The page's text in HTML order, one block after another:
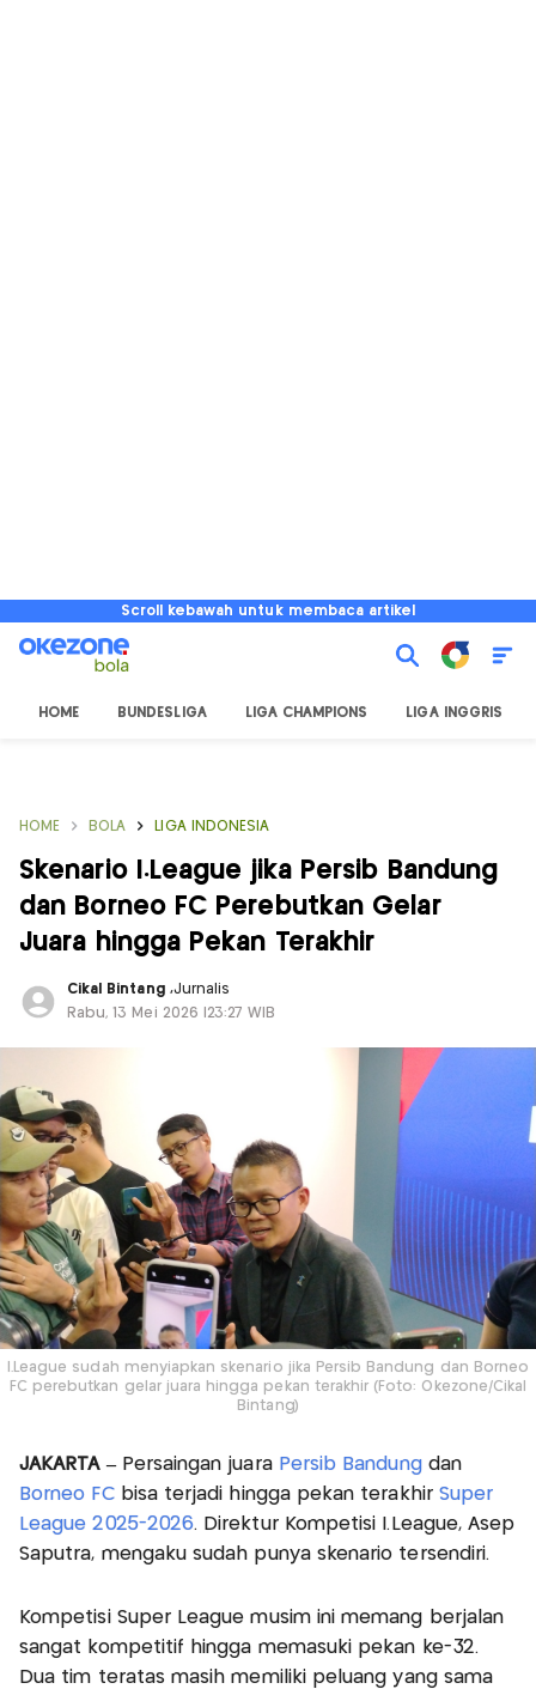
Scroll kebawah untuk membaca artikel
HOME BUNDESLIGA LIGA CHAMPIONS LIGA INGGRIS
HOME BOLA LIGA INDONESIA
Skenario I.League jika Persib Bandung
dan Borneo FC Perebutkan Gelar
Juara hingga Pekan Terakhir
Cikal Bintang ,Jurnalis
Rabu, 13 Mei 2026 |23:27 WIB
I.League sudah menyiapkan skenario jika Persib Bandung dan Borneo
FC perebutkan gelar juara hingga pekan terakhir (Foto: Okezone/Cikal
Bintang)
JAKARTA –Persaingan juara Persib Bandungdan
Borneo FC bisa terjadi hingga pekan terakhir Super
League 2025-2026. Direktur Kompetisi I.League, Asep
Saputra, mengaku sudah punya skenario tersendiri.
Kompetisi Super League musim ini memang berjalan
sangat kompetitif hingga memasuki pekan ke-32.
Dua tim teratas masih memiliki peluang yang sama